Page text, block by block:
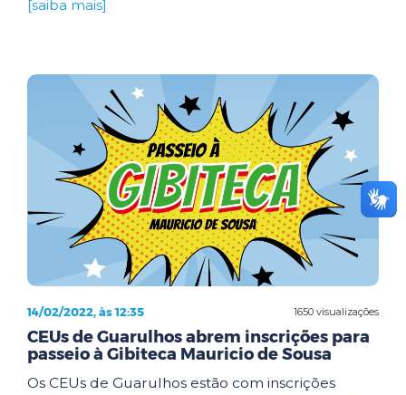
[saiba mais]
1650 visualizações
14/02/2022, às 12:35
CEUs de Guarulhos abrem inscrições para
passeio à Gibiteca Mauricio de Sousa
Os CEUs de Guarulhos estão com inscrições